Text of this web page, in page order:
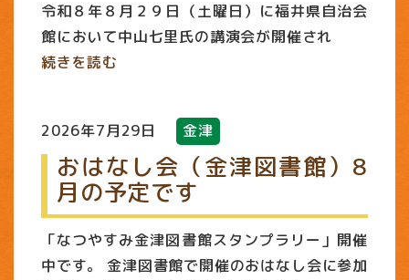
令和８年８月２９日（土曜日）に福井県自治会
館において中山七里氏の講演会が開催され
続きを読む
2026年7月29日 金津
おはなし会（金津図書館）8
月の予定です
「なつやすみ金津図書館スタンプラリー」開催
中です。 金津図書館で開催のおはなし会に参加